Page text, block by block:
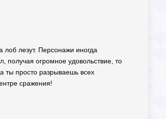
лоб лезут. Персонажи иногда
получая огромное удовольствие, то
ты просто разрываешь всех
сражения!